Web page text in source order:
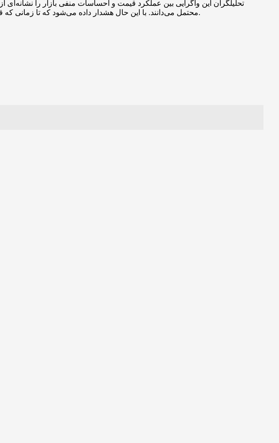
محتمل می‌دانند. با این حال هشدار داده می‌شود که تا زمانی که قیمت بیت کوین نتواند سطح ۷۵ هزار دلار را به طور قاطع بازپس بگیرد، خطر اصلاحات شدید همچنان وجود خواهد داشت.